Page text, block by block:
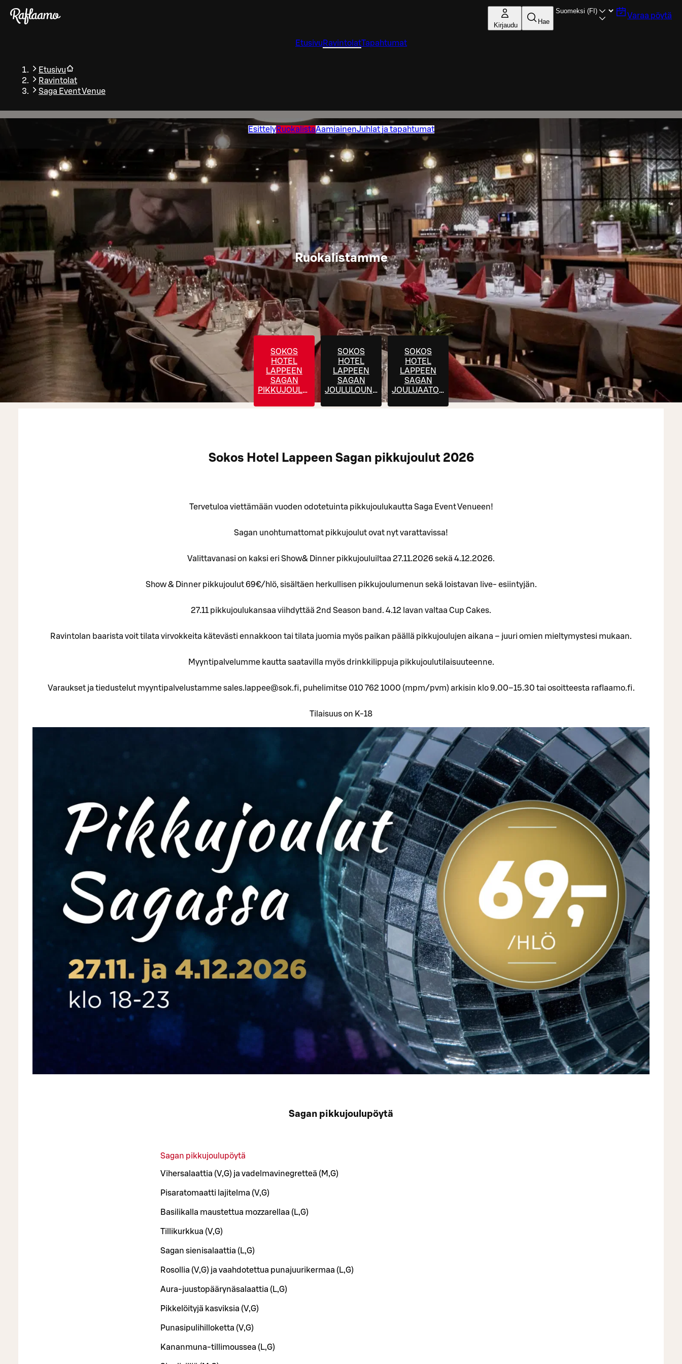
Siirry pääsisältöön
Kirjaudu Hae
Varaa pöytä
Etusivu RavintolatTapahtumat
Etusivu
Ravintolat
Saga Event Venue
EsittelyRuokalistaAamiainenJuhlat ja tapahtumat
Ruokalistamme
SOKOS
HOTEL
LAPPEEN
SAGAN
PIKKUJOULUT
SOKOS
HOTEL
LAPPEEN
SAGAN
JOULULOUNAS
SOKOS
HOTEL
LAPPEEN
SAGAN
JOULUAATON
Sokos Hotel Lappeen Sagan pikkujoulut 2026
Tervetuloa viettämään vuoden odotetuinta pikkujoulukautta Saga Event Venueen!
Sagan unohtumattomat pikkujoulut ovat nyt varattavissa!
Valittavanasi on kaksi eri Show& Dinner pikkujouluiltaa 27.11.2026 sekä 4.12.2026.
Show & Dinner pikkujoulut 69€/hlö, sisältäen herkullisen pikkujoulumenun sekä loistavan live- esiintyjän.
27.11 pikkujoulukansaa viihdyttää 2nd Season band. 4.12 lavan valtaa Cup Cakes.
Ravintolan baarista voit tilata virvokkeita kätevästi ennakkoon tai tilata juomia myös paikan päällä pikkujoulujen aikana – juuri omien mieltymystesi mukaan.
Myyntipalvelumme kautta saatavilla myös drinkkilippuja pikkujoulutilaisuuteenne.
Varaukset ja tiedustelut myyntipalvelustamme sales.lappee@sok.fi, puhelimitse 010 762 1000 (mpm/pvm) arkisin klo 9.00–15.30 tai osoitteesta raflaamo.fi.
Tilaisuus on K-18
Sagan pikkujoulupöytä
Sagan pikkujoulupöytä
Vihersalaattia (V,G) ja vadelmavinegretteä (M,G)
Pisaratomaatti lajitelma (V,G)
Basilikalla maustettua mozzarellaa (L,G)
Tillikurkkua (V,G)
Sagan sienisalaattia (L,G)
Rosollia (V,G) ja vaahdotettua punajuurikermaa (L,G)
Aura-juustopäärynäsalaattia (L,G)
Pikkelöityjä kasviksia (V,G)
Punasipulihilloketta (V,G)
Kananmuna-tillimoussea (L,G)